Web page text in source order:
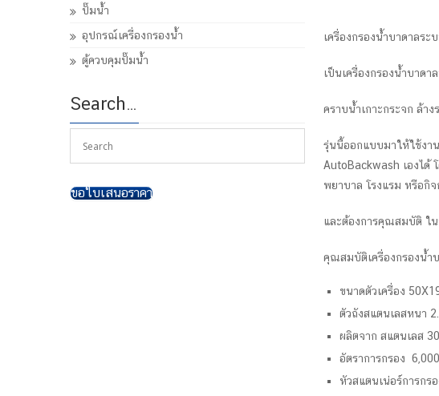
เครื่องกรองน้ำบาดาลร
เป็นเครื่่องกรองน้ำบาด
คราบน้ำเกาะกระจก ล้า
รุ่นนี้ออกแบบมาให้ใช้งาน
AutoBackwash เองได้
พยาบาล โรงแรม หรือกิ
และต้องการคุณสมบัติ ใ
คุณสมบัติเครื่องกรองน้ำ
ขนาดตัวเครื่อง
ตัวถังสแตนเลสหนา
ผลิตจาก สแตนเลส
อัตราการกรอง
หัวสแตนเน่อร์การกร
ปั๊มน้ำ
อุปกรณ์เครื่องกรองน้ำ
ตู้ควบคุมปั๊มน้ำ
Search…
ขอใบเสนอราคา